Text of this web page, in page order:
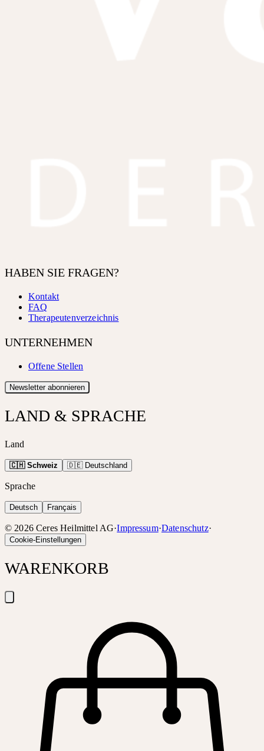
HABEN SIE FRAGEN?
Kontakt
FAQ
Therapeutenverzeichnis
UNTERNEHMEN
Offene Stellen
Newsletter abonnieren
LAND & SPRACHE
Land
🇨🇭 Schweiz 🇩🇪 Deutschland
Sprache
Deutsch Français
© 2026 Ceres Heilmittel AG·Impressum·Datenschutz·
Cookie-Einstellungen
WARENKORB